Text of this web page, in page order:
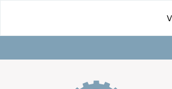
innehåll